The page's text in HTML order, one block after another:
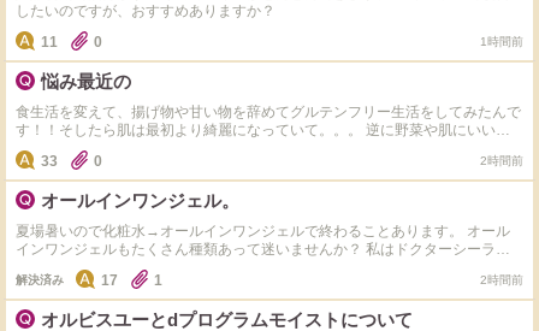
したいのですが、おすすめありますか？
11
0 1時間前
悩み最近の
食生活を変えて、揚げ物や甘い物を辞めてグルテンフリー生活をしてみたんで
す！！そしたら肌は最初より綺麗になっていて。。。 逆に野菜や肌にいいも
のしか食べれず 揚げ物や小麦やお菓子や米、味が濃ゆい物が食べるのが怖く
なり、また食べたら増えるんじゃないかとか思って食べれなくて、どうしたら
いいでしょうか？ 皮膚科には通っていて生理前に出来るはしょうがないと思
ってるんですけど皆さんはどうしてますか？
33 0 2時間前
オールインワンジェル。
夏場暑いので化粧水→オールインワンジェルで終わることあります。 オール
インワンジェルもたくさん種類あって迷いませんか？ 私はドクターシーラボ
のセンシティブジェル敏感肌用を使用してます。 オススメのオールインワン
ジェルありますか？カルテHD、アクアレーベル、ちふれ、コラリッチ、マナ
ラは使ったことありなので。これ以外でオススメ教えて下さい。
解決済み 17 1 2時間前
オルビスユーとdプログラムモイストについて